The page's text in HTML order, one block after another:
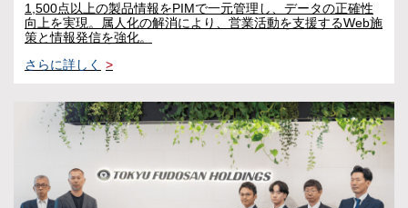
1,500点以上の製品情報をPIMで一元管理し、データの正確性
向上を実現。属人化の解消により、営業活動を支援するWeb施
策と情報発信を強化。
さらに詳しく
>